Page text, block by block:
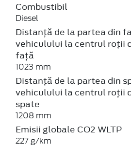
Combustibil
Diesel
Distanță de la partea din
vehiculului la centrul roții
față
1023 mm
Distanță de la partea din
vehiculului la centrul roții
spate
1208 mm
Emisii globale CO2 WLTP
227 g/km